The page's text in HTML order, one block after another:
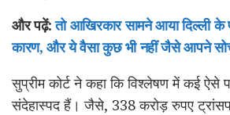
और पढ़ें:तो आखिरकार सामने आया दिल्ली के
कारण, और ये वैसा कुछ भी नहीं जैसे आपने
सुप्रीम कोर्ट ने कहा कि विश्लेषण में कई ऐसे
संदेहास्पद हैं। जैसे, 338 करोड़ रुपए